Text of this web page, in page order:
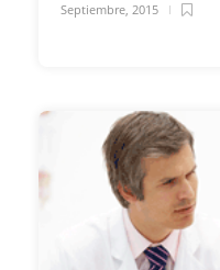
Septiembre, 2015